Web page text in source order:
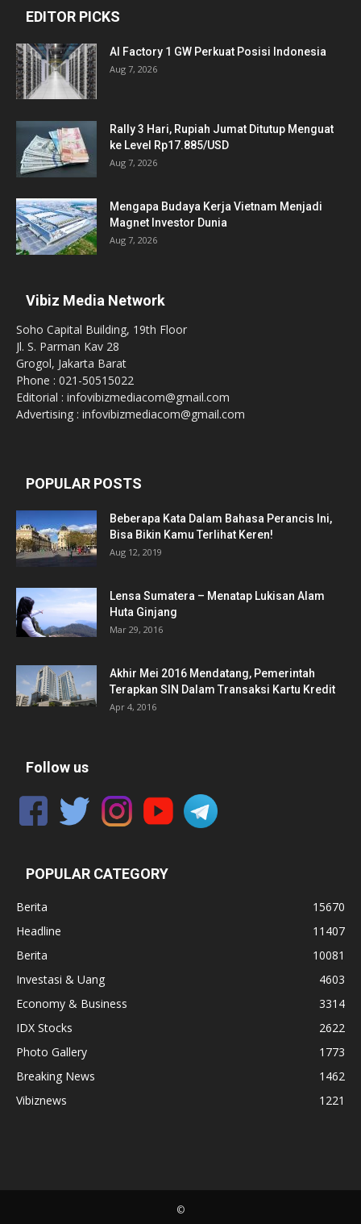
EDITOR PICKS
AI Factory 1 GW Perkuat Posisi Indonesia
Aug 7, 2026
Rally 3 Hari, Rupiah Jumat Ditutup Menguat
ke Level Rp17.885/USD
Aug 7, 2026
Mengapa Budaya Kerja Vietnam Menjadi
Magnet Investor Dunia
Aug 7, 2026
Vibiz Media Network
Soho Capital Building, 19th Floor
Jl. S. Parman Kav 28
Grogol, Jakarta Barat
Phone : 021-50515022
Editorial : infovibizmediacom@gmail.com
Advertising : infovibizmediacom@gmail.com
POPULAR POSTS
Beberapa Kata Dalam Bahasa Perancis Ini,
Bisa Bikin Kamu Terlihat Keren!
Aug 12, 2019
Lensa Sumatera – Menatap Lukisan Alam
Huta Ginjang
Mar 29, 2016
Akhir Mei 2016 Mendatang, Pemerintah
Terapkan SIN Dalam Transaksi Kartu Kredit
Apr 4, 2016
Follow us
POPULAR CATEGORY
Berita
15670
Headline
11407
Berita
10081
Investasi & Uang
4603
Economy & Business
3314
IDX Stocks
2622
Photo Gallery
1773
Breaking News
1462
Vibiznews
1221
©